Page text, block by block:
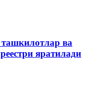
ташкилотлар ва
яратилади